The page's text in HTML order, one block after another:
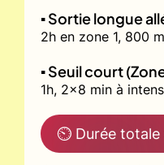
▪️ Sortie longue
2h en zone 1, 800
▪️ Seuil court
1h, 2x8 min à
⏲ Durée totale